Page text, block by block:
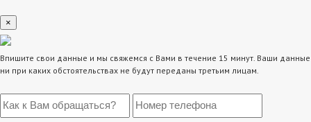
×
Впишите свои данные и мы свяжемся с Вами в течение 15 минут. Ваши данные
ни при каких обстоятельствах не будут переданы третьим лицам.